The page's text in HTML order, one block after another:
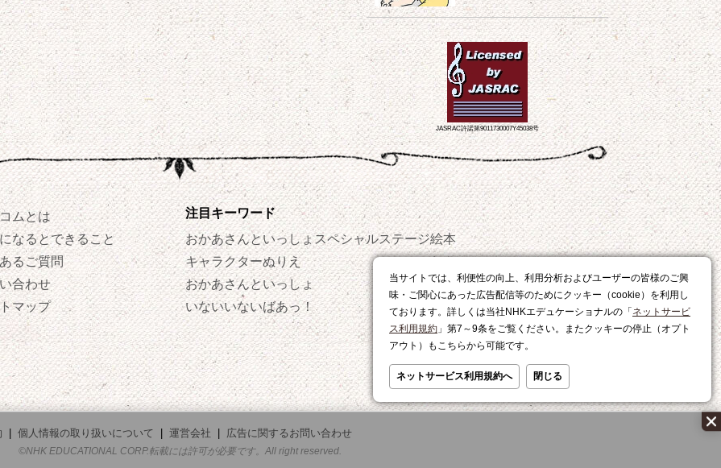
当サイトでは、利便性の向上、利用分析およびユーザーの皆様のご興
味・ご関心にあった広告配信等のためにクッキー（cookie）を利用し
ております。詳しくは当社NHKエデュケーショナルの「 ネットサービ
ス利用規約 」第7～9条をご覧ください。またクッキーの停止（オプト
アウト）もこちらから可能です。
ネットサービス利用規約へ 閉じる
JASRAC許諾第9011730007Y45038号
ムとは
なるとできること
るご質問
合わせ
マップ
注目キーワード
おかあさんといっしょスペシャルステージ
キャラクターぬりえ
おかあさんといっしょ
いないいないばあっ！
絵本
おやつ
レシピ
個人情報の取り扱いについて 運営会社
広告に関するお問い合わせ
©NHK EDUCATIONAL CORP.転載には許可が必要です。All right reserved.